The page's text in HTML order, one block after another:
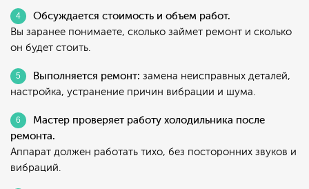
Обсуждается стоимость и объем работ.
Вы заранее понимаете, сколько займет ремонт и сколько
он будет стоить.
Выполняется ремонт: замена неисправных деталей,
настройка, устранение причин вибрации и шума.
Мастер проверяет работу холодильника после
ремонта.
Аппарат должен работать тихо, без посторонних звуков и
вибраций.